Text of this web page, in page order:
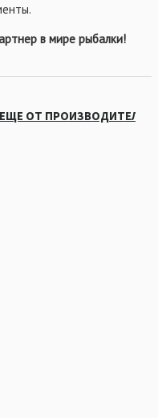
в мире рыбалки!
ЕЩЕ ОТ ПРОИЗВОДИТЕЛЯ